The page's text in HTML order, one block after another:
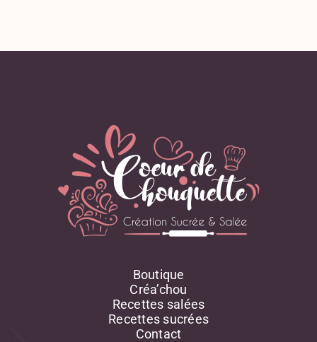
Boutique
Créa’chou
Recettes salées
Recettes sucrées
Contact